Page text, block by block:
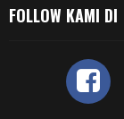
FOLLOW KAMI DI